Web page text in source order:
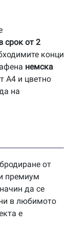
срок от 2
конци
немска
А4 и цветно
на
от
премиум
да се
в любимото
е